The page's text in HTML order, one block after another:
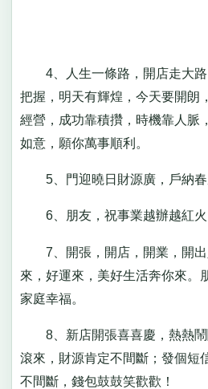
4、人生一條路，開店走大路
把握，明天有輝煌，今天要開朗
經營，成功靠積攢，時機靠人脈
如意，願你萬事順利。
5、門迎曉日財源廣，戶納春
6、朋友，祝事業越辦越紅火
7、開張，開店，開業，開出
來，好運來，美好生活奔你來。
家庭幸福。
8、新店開張喜喜慶，熱熱鬧
滾來，財源肯定不間斷；發個短
不間斷，錢包鼓鼓笑歡歡！